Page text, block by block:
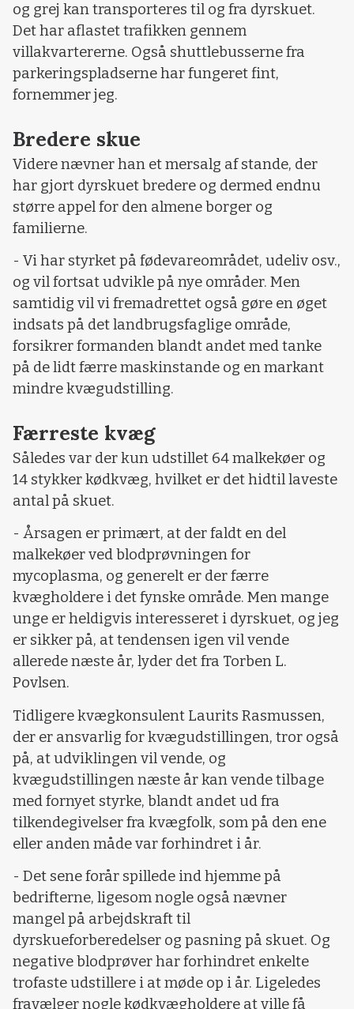
og grej kan transporteres til og fra dyrskuet.
Det har aflastet trafikken gennem
villakvartererne. Også shuttlebusserne fra
parkeringspladserne har fungeret fint,
fornemmer jeg.
Bredere skue
Videre nævner han et mersalg af stande, der
har gjort dyrskuet bredere og dermed endnu
større appel for den almene borger og
familierne.
- Vi har styrket på fødevareområdet, udeliv osv.,
og vil fortsat udvikle på nye områder. Men
samtidig vil vi fremadrettet også gøre en øget
indsats på det landbrugsfaglige område,
forsikrer formanden blandt andet med tanke
på de lidt færre maskinstande og en markant
mindre kvægudstilling.
Færreste kvæg
Således var der kun udstillet 64 malkekøer og
14 stykker kødkvæg, hvilket er det hidtil laveste
antal på skuet.
- Årsagen er primært, at der faldt en del
malkekøer ved blodprøvningen for
mycoplasma, og generelt er der færre
kvægholdere i det fynske område. Men mange
unge er heldigvis interesseret i dyrskuet, og jeg
er sikker på, at tendensen igen vil vende
allerede næste år, lyder det fra Torben L.
Povlsen.
Tidligere kvægkonsulent Laurits Rasmussen,
der er ansvarlig for kvægudstillingen, tror også
på, at udviklingen vil vende, og
kvægudstillingen næste år kan vende tilbage
med fornyet styrke, blandt andet ud fra
tilkendegivelser fra kvægfolk, som på den ene
eller anden måde var forhindret i år.
- Det sene forår spillede ind hjemme på
bedrifterne, ligesom nogle også nævner
mangel på arbejdskraft til
dyrskueforberedelser og pasning på skuet. Og
negative blodprøver har forhindret enkelte
trofaste udstillere i at møde op i år. Ligeledes
fravælger nogle kødkvægholdere at ville få